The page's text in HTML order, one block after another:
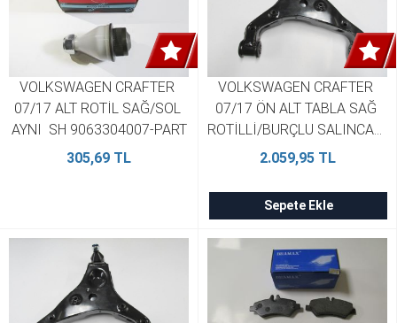
VOLKSWAGEN CRAFTER
07/17 ALT ROTİL SAĞ/SOL
AYNI  SH 9063304007-PART
305,69 TL
VOLKSWAGEN CRAFTER
07/17 ÖN ALT TABLA SAĞ
ROTİLLİ/BURÇLU SALINCAK
SH 2E0407152M
2.059,95 TL
Sepete Ekle